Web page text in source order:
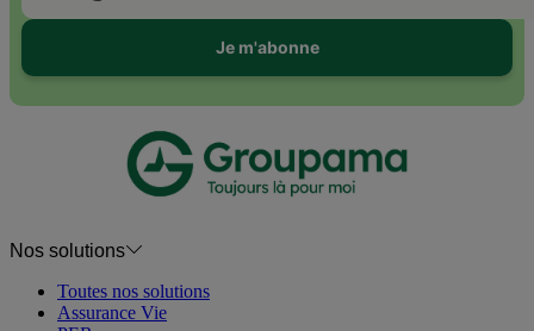
Je m'abonne
Nos solutions
Toutes nos solutions
Assurance Vie